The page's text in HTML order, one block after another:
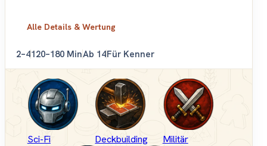
Alle Details & Wertung
2–4120–180 MinAb 14Für Kenner
Sci-Fi Deckbuilding Militär